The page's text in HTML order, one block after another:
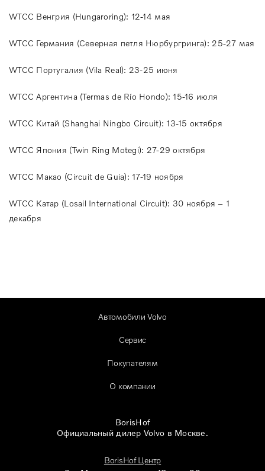
WTCC Венгрия (Hungaroring): 12-14 мая
WTCC Германия (Северная петля Нюрбургринга): 25-27 мая
WTCC Португалия (Vila Real): 23-25 июня
WTCC Аргентина (Termas de Río Hondo): 15-16 июля
WTCC Китай (Shanghai Ningbo Circuit): 13-15 октября
WTCC Япония (Twin Ring Motegi): 27-29 октября
WTCC Макао (Circuit de Guia): 17-19 ноября
WTCC Катар (Losail International Circuit): 30 ноября – 1
декабря
Автомобили Volvo
Сервис
Покупателям
О компании
BorisHof
Официальный дилер Volvo в Москве.
BorisHof Центр